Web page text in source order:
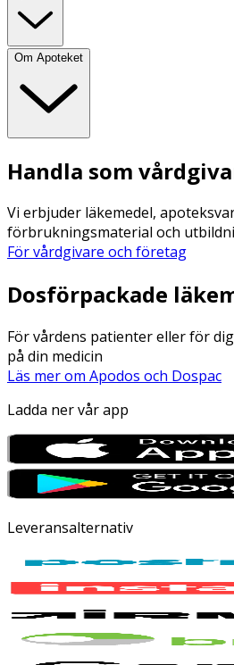
Om Apoteket
Handla som
Vi erbjuder läkemedel,
förbrukningsmaterial och
För vårdgivare och företag
Dosförpackade
För vårdens patienter eller för
på din medicin
Läs mer om Apodos och Dospac
Ladda ner vår app
Leveransalternativ